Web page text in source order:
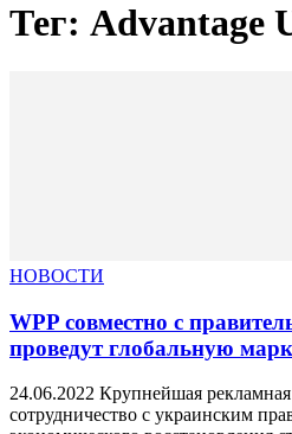
Тег: Advantage
НОВОСТИ
WPP совместно с
проведут глобальную
24.06.2022 Крупнейшая рекламная
сотрудничество с украинским